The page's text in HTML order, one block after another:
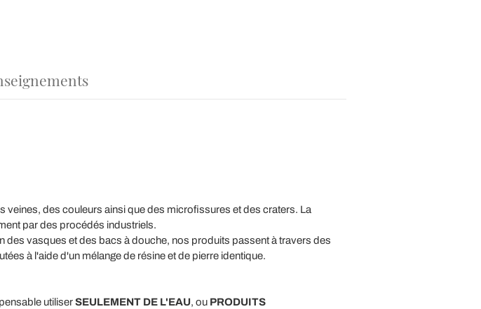
veines, des couleurs ainsi que des microfissures et des craters. La
par des procédés industriels.
vasques et des bacs à douche, nos produits passent à travers des
à l'aide d'un mélange de résine et de pierre identique.
utiliserSEULEMENT DE L'EAU, ou PRODUITS